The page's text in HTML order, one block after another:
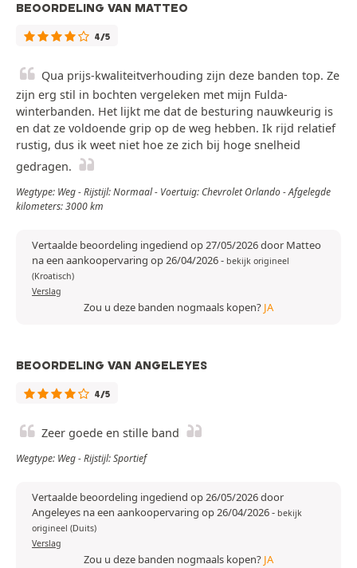
BEOORDELING VAN MATTEO
4/5
Qua prijs-kwaliteitverhouding zijn deze banden top. Ze
zijn erg stil in bochten vergeleken met mijn Fulda-
winterbanden. Het lijkt me dat de besturing nauwkeurig is
en dat ze voldoende grip op de weg hebben. Ik rijd relatief
rustig, dus ik weet niet hoe ze zich bij hoge snelheid
gedragen.
Wegtype: Weg - Rijstijl: Normaal - Voertuig: Chevrolet Orlando - Afgelegde
kilometers: 3000 km
Vertaalde beoordeling ingediend op 27/05/2026 door Matteo
na een aankoopervaring op 26/04/2026- bekijk origineel
(Kroatisch)
Verslag
Zou u deze banden nogmaals kopen? JA
BEOORDELING VAN ANGELEYES
4/5
Zeer goede en stille band
Wegtype: Weg - Rijstijl: Sportief
Vertaalde beoordeling ingediend op 26/05/2026 door
Angeleyes na een aankoopervaring op 26/04/2026- bekijk
origineel (Duits)
Verslag
Zou u deze banden nogmaals kopen? JA